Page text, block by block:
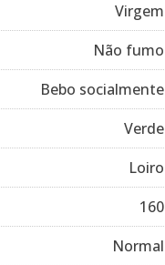
Virgem
Não fumo
Bebo socialmente
Verde
Loiro
160
Normal